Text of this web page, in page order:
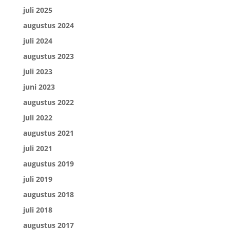
juli 2025
augustus 2024
juli 2024
augustus 2023
juli 2023
juni 2023
augustus 2022
juli 2022
augustus 2021
juli 2021
augustus 2019
juli 2019
augustus 2018
juli 2018
augustus 2017